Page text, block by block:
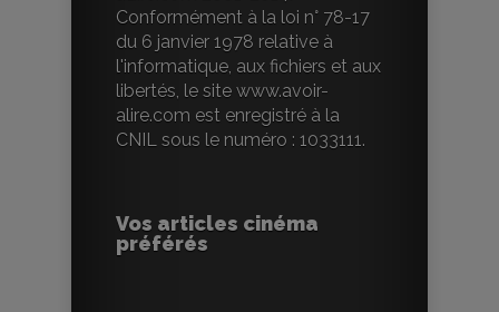
Conformément à la loi n° 78-17
du 6 janvier 1978 relative à
l'informatique, aux fichiers et aux
libertés, le site www.avoir-
alire.com est enregistré à la
CNIL sous le numéro : 1033111.
Vos articles cinéma
préférés